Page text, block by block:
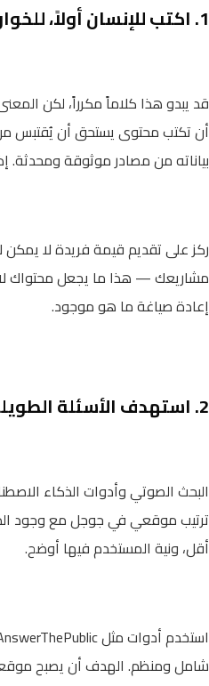
1. اكتب للإنسان أولاً، للخوارزمية ثانياً
قد يبدو هذا كلاماً مكرراً، لكن
بياناته من مصادر موثوقة ومحدثة.
ركز على تقديم قيمة فريدة لا
مشاريعك — هذا ما يجعل محتواك
إعادة صياغة ما هو موجود.
2. استهدف الأسئلة الطويلة والمحددة
أقل، ونية المستخدم فيها أوضح.
شامل ومنظم. الهدف أن يصبح